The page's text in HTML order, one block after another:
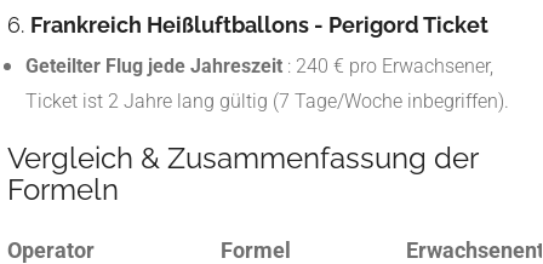
6. Frankreich Heißluftballons - Perigord Ticket
Geteilter Flug jede Jahreszeit : 240 € pro Erwachsener,
Ticket ist 2 Jahre lang gültig (7 Tage/Woche inbegriffen).
Vergleich & Zusammenfassung der
Formeln
Operator Formel